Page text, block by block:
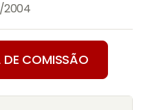
2004
DE COMISSÃO